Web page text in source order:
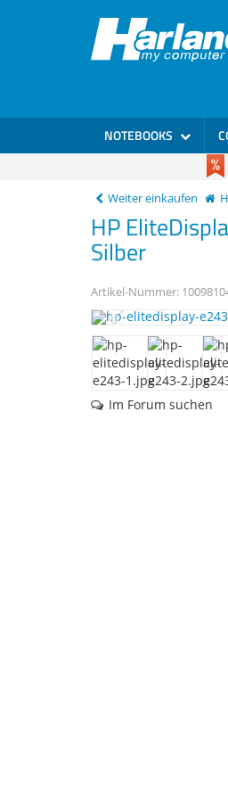
NOTEBOOKS
Weiter einkaufen
HP
Silber
Artikel-Nummer:
Im Forum suchen